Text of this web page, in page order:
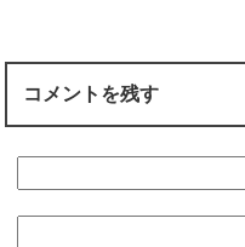
)
コメントを残す